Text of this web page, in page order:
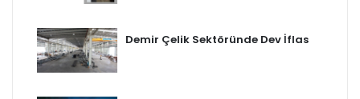
Demir Çelik Sektöründe Dev İflas